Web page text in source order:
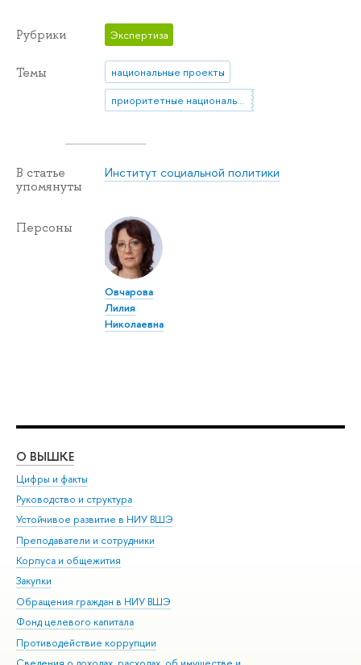
Рубрики Экспертиза
Темы
национальные проекты
приоритетные национальные проекты
В статье
упомянуты
Институт социальной политики
Персоны
Овчарова
Лилия
Николаевна
О ВЫШКЕ
Цифры и факты
Руководство и структура
Устойчивое развитие в НИУ ВШЭ
Преподаватели и сотрудники
Корпуса и общежития
Закупки
Обращения граждан в НИУ ВШЭ
Фонд целевого капитала
Противодействие коррупции